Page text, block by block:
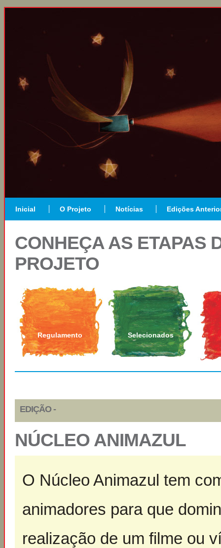
Inicial O Projeto Notícias Edições
CONHEÇA AS ETAPAS
PROJETO
Regulamento Selecionados
EDIÇÃO -
NÚCLEO ANIMAZUL
O Núcleo Animazul tem
animadores para que
realização de um filme ou